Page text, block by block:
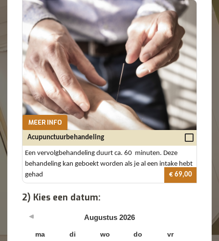
MEER INFO
Acupunctuurbehandeling
Een vervolgbehandeling duurt ca. 60 minuten. Deze
behandeling kan geboekt worden als je al een intake hebt
gehad
€ 69,00
2) Kies een datum:
Augustus 2026
ma di wo do vr